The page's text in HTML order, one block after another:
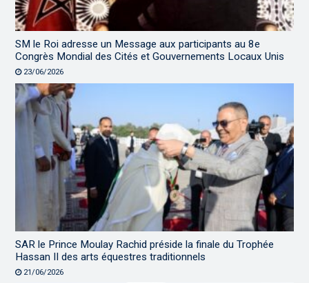
SM le Roi adresse un Message aux participants au 8e
Congrès Mondial des Cités et Gouvernements Locaux Unis
23/06/2026
SAR le Prince Moulay Rachid préside la finale du Trophée
Hassan II des arts équestres traditionnels
21/06/2026